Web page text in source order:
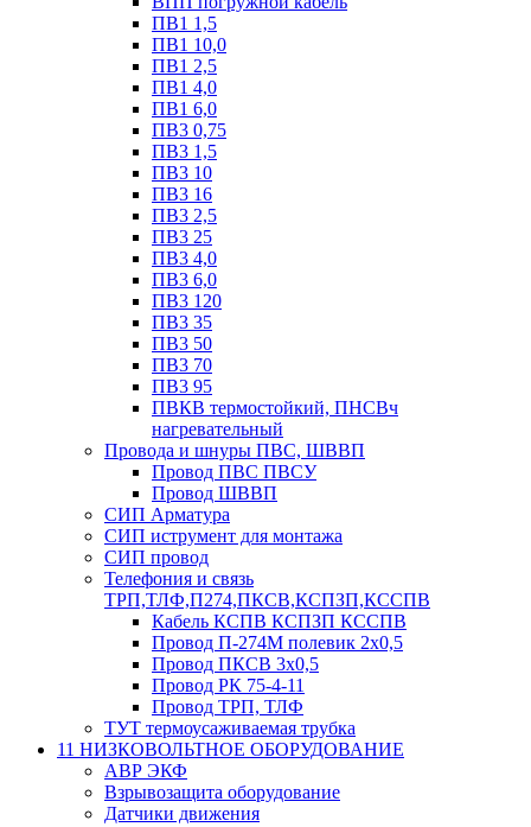
ПВ1 1,5
ПВ1 10,0
ПВ1 2,5
ПВ1 4,0
ПВ1 6,0
ПВ3 0,75
ПВ3 1,5
ПВ3 10
ПВ3 16
ПВ3 2,5
ПВ3 25
ПВ3 4,0
ПВ3 6,0
ПВ3 120
ПВ3 35
ПВ3 50
ПВ3 70
ПВ3 95
ПВКВ термостойкий, ПНСВч
нагревательный
Провода и шнуры ПВС, ШВВП
Провод ПВС ПВСУ
Провод ШВВП
СИП Арматура
СИП иструмент для монтажа
СИП провод
Телефония и связь
ТРП,ТЛФ,П274,ПКСВ,КСПЗП,КССПВ
Кабель КСПВ КСПЗП КССПВ
Провод П-274М полевик 2х0,5
Провод ПКСВ 3х0,5
Провод РК 75-4-11
Провод ТРП, ТЛФ
ТУТ термоусаживаемая трубка
11 НИЗКОВОЛЬТНОЕ ОБОРУДОВАНИЕ
АВР ЭКФ
Взрывозащита оборудование
Датчики движения